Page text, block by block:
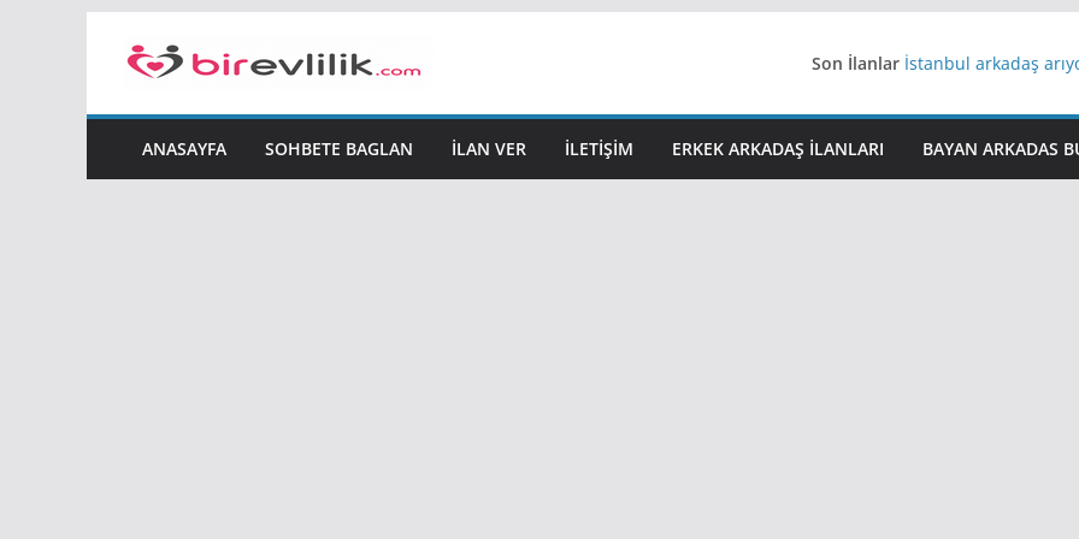
Son İlanlar İstanbul arkadaş
Yeni Bir Aşk Lazım
iş arayanlara iş
ANASAYFA SOHBETE BAGLAN İLAN VER İLETIŞIM ERKEK ARKADAŞ ILANLARI BAYAN ARKADAS